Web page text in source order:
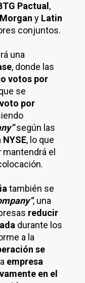
Pactual ,
y Latin
conjuntos.
una
, donde las
votos por
se
por
según las
NYSE, lo que
mantendrá el
también se
, una
reducir
durante los
a la
se
empresa
en el